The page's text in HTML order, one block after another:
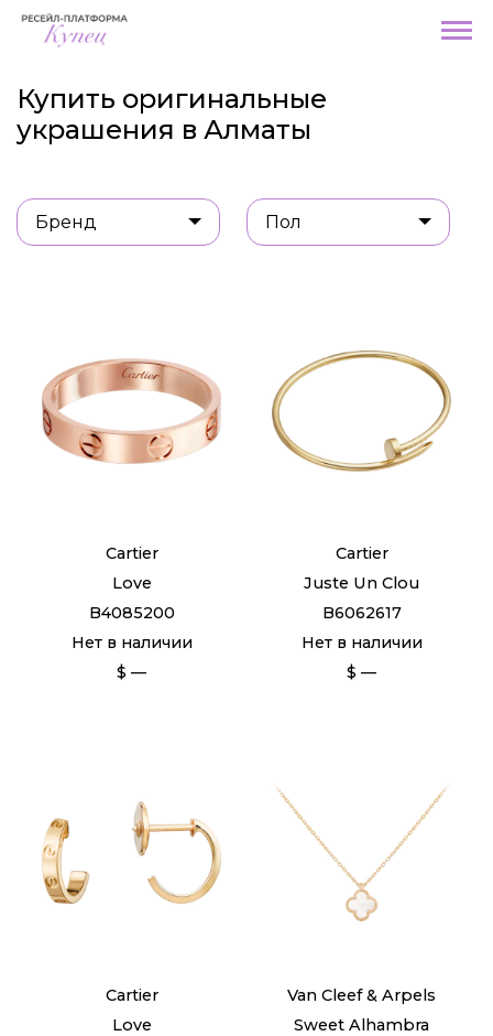
Купить оригинальные
украшения в Алматы
Бренд Пол
Cartier
Love
B4085200
Нет в наличии
$ —
Cartier
Juste Un Clou
B6062617
Нет в наличии
$ —
Cartier
Love
Van Cleef & Arpels
Sweet Alhambra